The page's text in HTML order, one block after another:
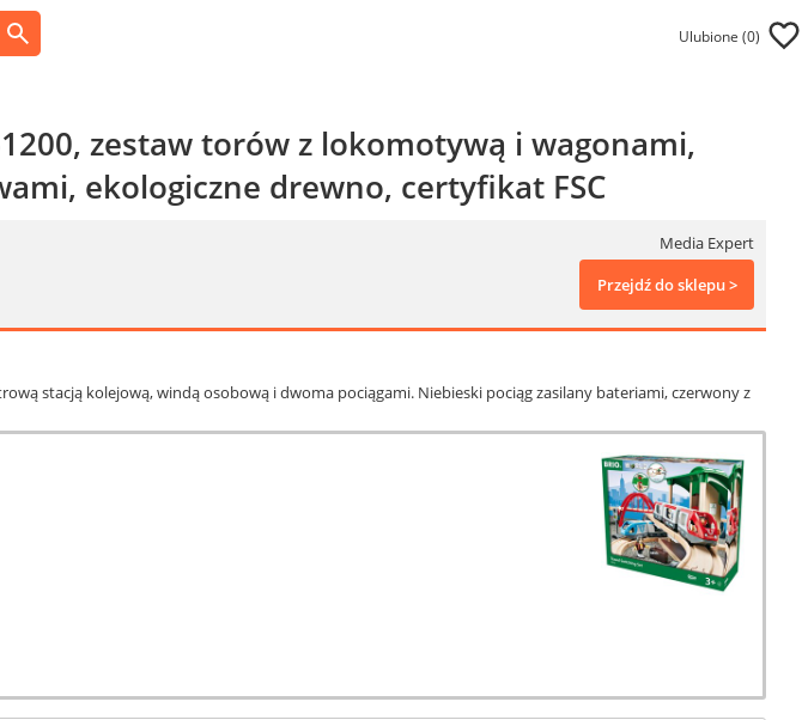
Ulubione (0)
zestaw torów z lokomotywą i wagonami,
ekologiczne drewno, certyfikat FSC
Media Expert
Przejdź do sklepu >
stacją kolejową, windą osobową i dwoma pociągami. Niebieski pociąg zasilany bateriami, czerwony z